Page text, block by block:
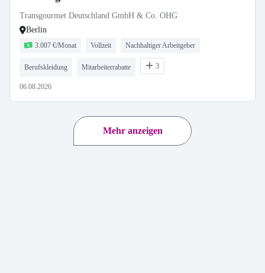
Transgourmet Deutschland GmbH & Co. OHG
Berlin
3.007 €/Monat Vollzeit Nachhaltiger Arbeitgeber
Berufskleidung Mitarbeiterrabatte 3
06.08.2026
Mehr anzeigen